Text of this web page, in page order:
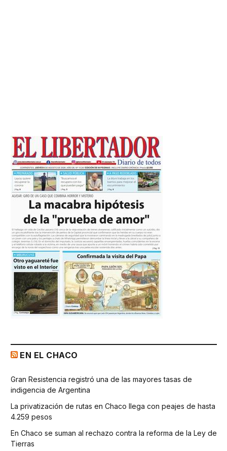
EN EL CHACO
Gran Resistencia registró una de las mayores tasas de
indigencia de Argentina
La privatización de rutas en Chaco llega con peajes de hasta
4.259 pesos
En Chaco se suman al rechazo contra la reforma de la Ley de
Tierras